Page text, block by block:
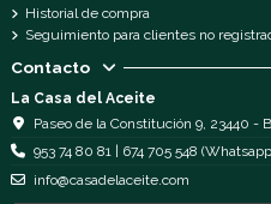
Historial de compra
Seguimiento para clientes no
Contacto
La Casa del Aceite
Paseo de la Constitución 9, 23440 -
953 74 80 81 | 674 705 548
info@casadelaceite.com